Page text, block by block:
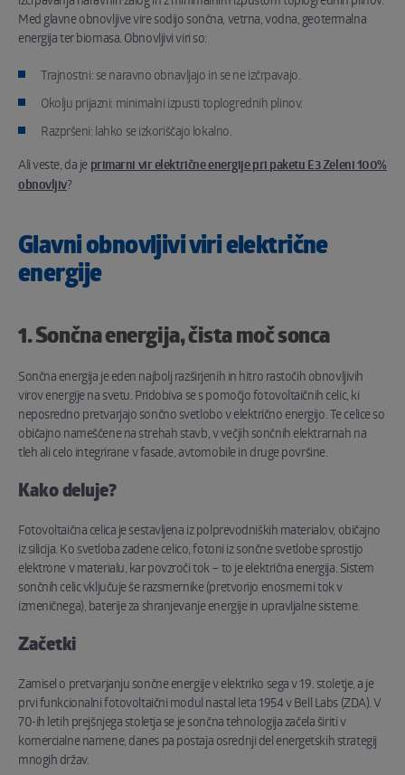
Med glavne obnovljive vire sodijo sončna, vetrna, vodna, geotermalna
energija ter biomasa. Obnovljivi viri so:
Trajnostni: se naravno obnavljajo in se ne izčrpavajo.
Okolju prijazni: minimalni izpusti toplogrednih plinov.
Razpršeni: lahko se izkoriščajo lokalno.
Ali veste, da je primarni vir električne energije pri paketu E3 Zeleni 100%
obnovljiv?
Glavni obnovljivi viri električne
energije
1. Sončna energija, čista moč sonca
Sončna energija je eden najbolj razširjenih in hitro rastočih obnovljivih
virov energije na svetu. Pridobiva se s pomočjo fotovoltaičnih celic, ki
neposredno pretvarjajo sončno svetlobo v električno energijo. Te celice so
običajno nameščene na strehah stavb, v večjih sončnih elektrarnah na
tleh ali celo integrirane v fasade, avtomobile in druge površine.
Kako deluje?
Fotovoltaična celica je sestavljena iz polprevodniških materialov, običajno
iz silicija. Ko svetloba zadene celico, fotoni iz sončne svetlobe sprostijo
elektrone v materialu, kar povzroči tok – to je električna energija. Sistem
sončnih celic vključuje še razsmernike (pretvorijo enosmerni tok v
izmeničnega), baterije za shranjevanje energije in upravljalne sisteme.
Začetki
Zamisel o pretvarjanju sončne energije v elektriko sega v 19. stoletje, a je
prvi funkcionalni fotovoltaični modul nastal leta 1954 v Bell Labs (ZDA). V
70-ih letih prejšnjega stoletja se je sončna tehnologija začela širiti v
komercialne namene, danes pa postaja osrednji del energetskih strategij
mnogih držav.